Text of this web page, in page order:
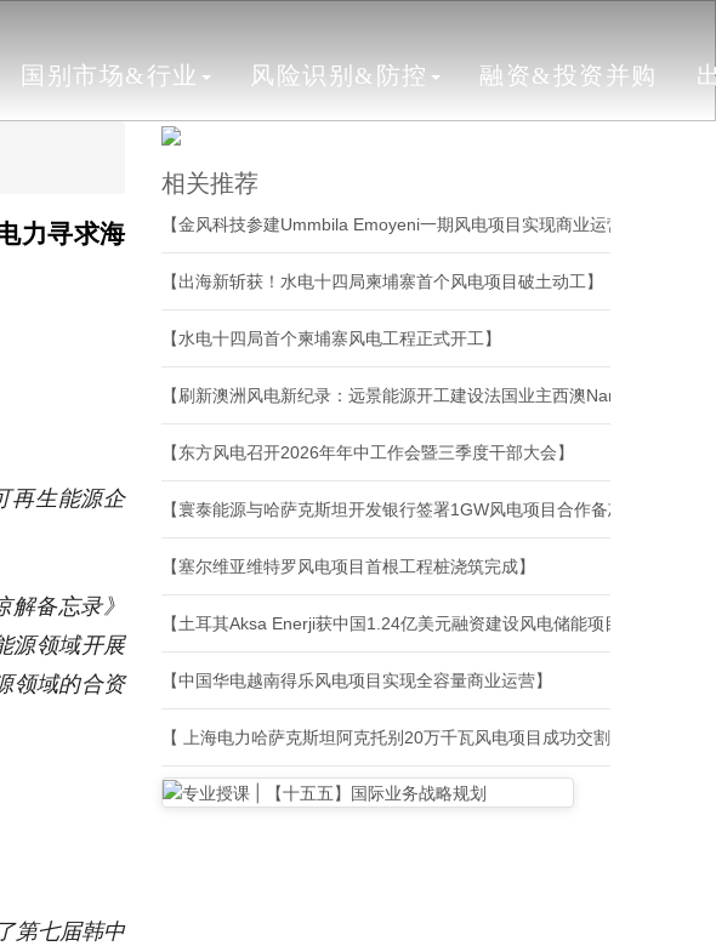
国别市场&行业 风险识别&防控 融资&投资并购
力寻求海
再生能源企
备忘录》
源领域开展
领域的合资
第七届韩中
相关推荐
【金风科技参建Ummbila Emoyeni一期风电项目实现商业运营】
【出海新斩获！水电十四局柬埔寨首个风电项目破土动工】
【水电十四局首个柬埔寨风电工程正式开工】
【东方风电召开2026年年中工作会暨三季度干部大会】
【寰泰能源与哈萨克斯坦开发银行签署1GW风电项目合作备忘录】
【塞尔维亚维特罗风电项目首根工程桩浇筑完成】
【土耳其Aksa Enerji获中国1.24亿美元融资建设风电储能项目】
【中国华电越南得乐风电项目实现全容量商业运营】
【 上海电力哈萨克斯坦阿克托别20万千瓦风电项目成功交割】